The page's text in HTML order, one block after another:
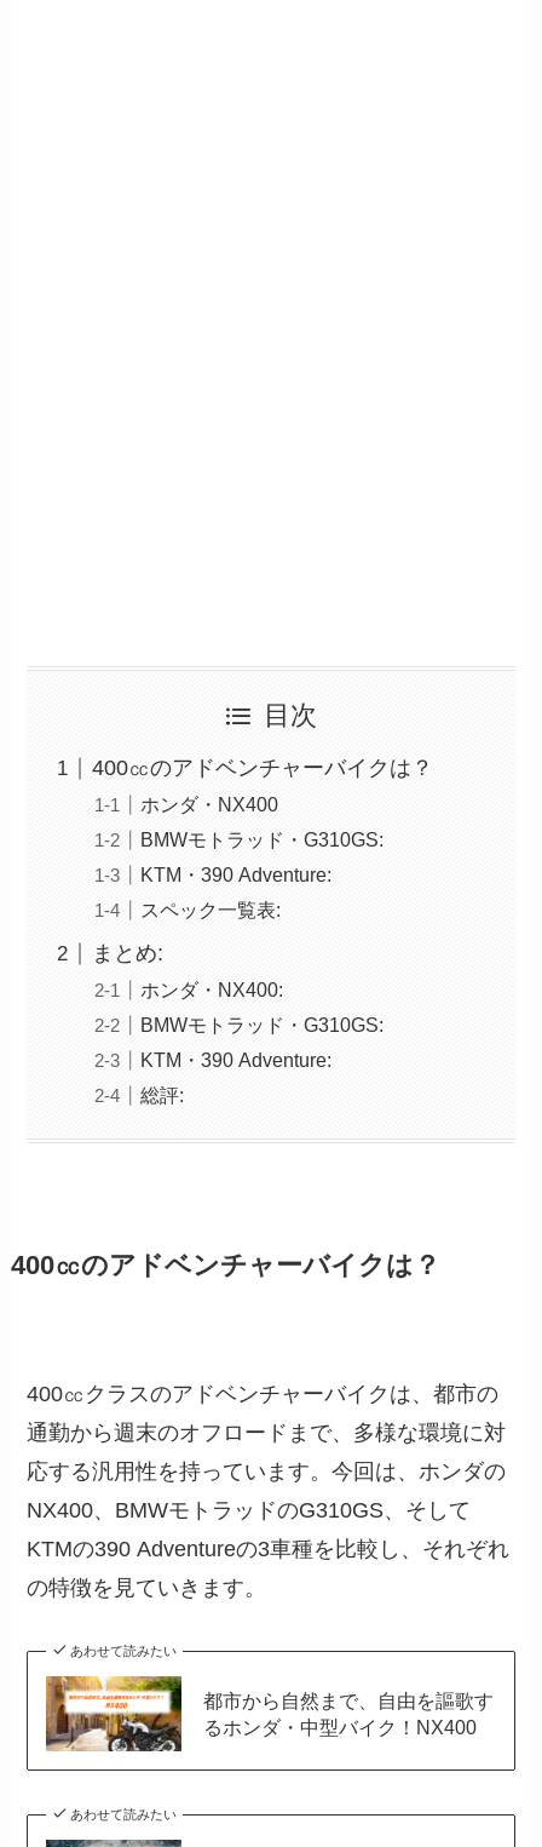
目次
400㏄のアドベンチャーバイクは？
ホンダ・NX400
BMWモトラッド・G310GS:
KTM・390 Adventure:
スペック一覧表:
まとめ:
ホンダ・NX400:
BMWモトラッド・G310GS:
KTM・390 Adventure:
総評:
400㏄のアドベンチャーバイクは？
400㏄クラスのアドベンチャーバイクは、都市の
通勤から週末のオフロードまで、多様な環境に対
応する汎用性を持っています。今回は、ホンダの
NX400、BMWモトラッドのG310GS、そして
KTMの390 Adventureの3車種を比較し、それぞれ
の特徴を見ていきます。
あわせて読みたい
都市から自然まで、自由を謳歌す
るホンダ・中型バイク！NX400
あわせて読みたい